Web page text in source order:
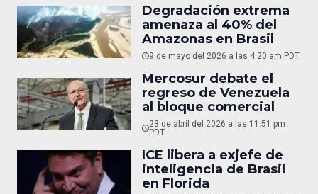
Degradación extrema
amenaza al 40% del
Amazonas en Brasil
9 de mayo del 2026 a las 4:20 am PDT
Mercosur debate el
regreso de Venezuela
al bloque comercial
23 de abril del 2026 a las 11:51 pm
PDT
ICE libera a exjefe de
inteligencia de Brasil
en Florida